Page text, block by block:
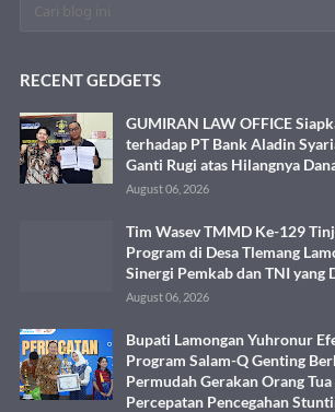
RECENT GEDGETS
GUMIRAN LAW OFFICE
terhadap PT Bank Aladin
Ganti Rugi atas Hilangnya
August 06, 2026
Tim Wasev TMMD Ke-129
Program di Desa Tlemang
Sinergi Pemkab dan TNI yang
August 06, 2026
Bupati Lamongan Yuhronur
Program Salam-Q Genting
Permudah Gerakan Orang
Percepatan Pencegahan